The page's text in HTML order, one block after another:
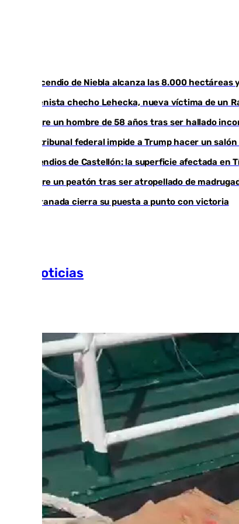
El incendio de Niebla alcanza las 8.000
El tenista checho Lehecka, nueva víctima de un
Muere un hombre de 58 años tras ser hallado
Un tribunal federal impide a Trump hacer un
Incendios de Castellón: la superficie afectada en
Muere un peatón tras ser atropellado de
El Granada cierra su puesta a punto con victoria
Más noticias